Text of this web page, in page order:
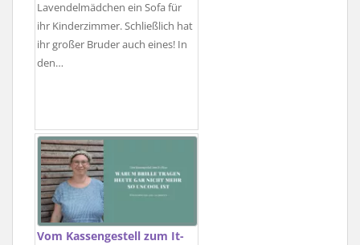
Lavendelmädchen ein Sofa für
ihr Kinderzimmer. Schließlich hat
ihr großer Bruder auch eines! In
den…
Vom Kassengestell zum It-